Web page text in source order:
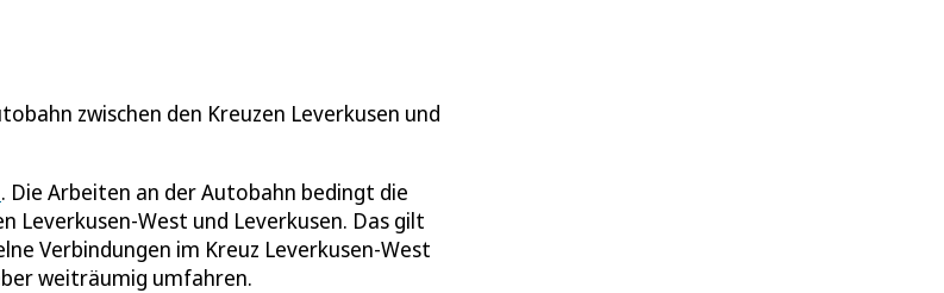
zwischen den Kreuzen Leverkusen und
. Die Arbeiten an der Autobahn bedingt die
Leverkusen-West und Leverkusen. Das gilt
Verbindungen im Kreuz Leverkusen-West
weiträumig umfahren.